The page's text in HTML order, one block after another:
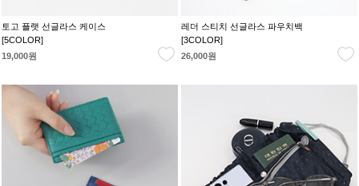
토고 플랫 선글라스 케이스
[5COLOR]
19,000원
레더 스티치 선글라스 파우치백
[3COLOR]
26,000원